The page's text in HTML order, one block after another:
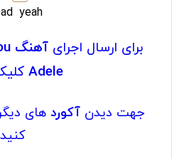
yeah
برای ارسال اجرای
Adele
جهت دیدنآکورد های
کنید